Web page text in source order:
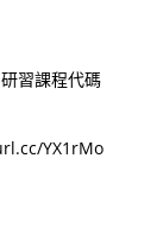
習課程代碼
YX1rMo